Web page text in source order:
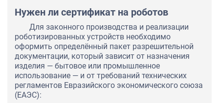
Нужен ли сертификат на роботов
Для законного производства и реализации
роботизированных устройств необходимо
оформить определённый пакет разрешительной
документации, который зависит от назначения
изделия — бытовое или промышленное
использование — и от требований технических
регламентов Евразийского экономического союза
(ЕАЭС):